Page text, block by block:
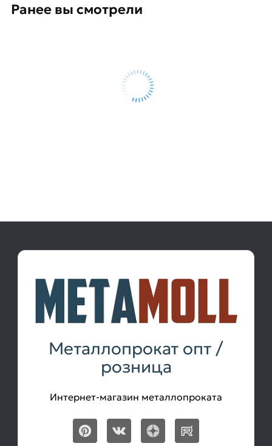
Ранее вы смотрели
Металлопрокат опт /
розница
Интернет-магазин металлопроката